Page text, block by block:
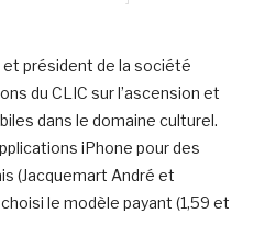
président de la société
du CLIC sur l’ascension et
dans le domaine culturel.
iPhone pour des
(Jacquemart André et
le modèle payant (1,59 et